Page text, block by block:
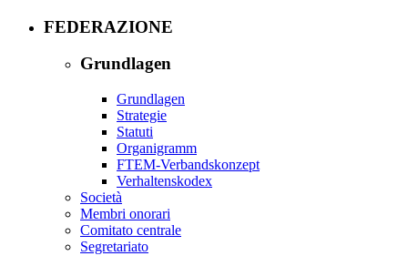
FEDERAZIONE
Grundlagen
Grundlagen
Strategie
Statuti
Organigramm
FTEM-Verbandskonzept
Verhaltenskodex
Società
Membri onorari
Comitato centrale
Segretariato